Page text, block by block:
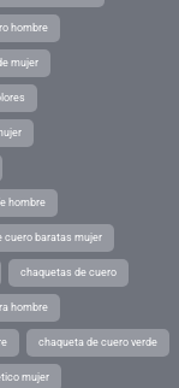
hombre
mujer
hombre
cuero baratas mujer
chaquetas de cuero
hombre
chaqueta de cuero verde
mujer